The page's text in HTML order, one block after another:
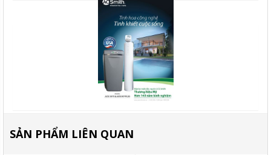
SẢN PHẨM LIÊN QUAN